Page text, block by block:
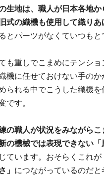
生地は、職人が日本各地
式の織機も使用して織りあ
とパーツがなくていつもと
も重しでこまめにテンショ
機に任せておけない手の
られる中でこうした織機
です。
の職人が状況をみながらこ
の機械では表現できない
ています。おそらくこれが
」 につながっているのだと